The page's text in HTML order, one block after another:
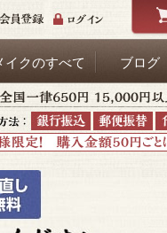
イクのすべて ブログ